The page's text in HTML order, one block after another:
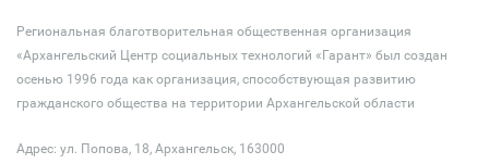
Региональная благотворительная общественная организация
«Архангельский Центр социальных технологий «Гарант» был создан
осенью 1996 года как организация, способствующая развитию
гражданского общества на территории Архангельской области
Адрес: ул. Попова, 18, Архангельск, 163000